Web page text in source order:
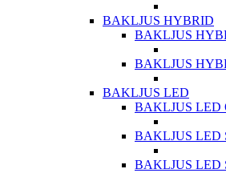
BAKLJUS HYBRID
BAKLJUS
BAKLJUS
BAKLJUS LED
BAKLJUS LED
BAKLJUS LED
BAKLJUS LED